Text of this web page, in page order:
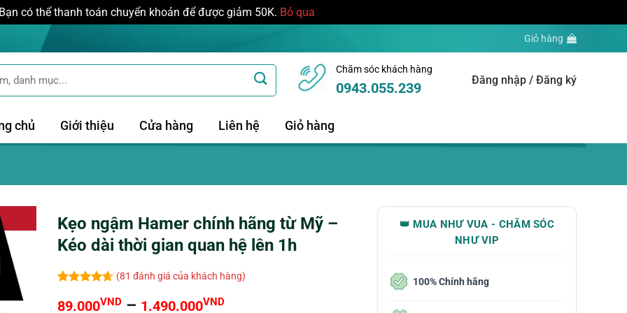
Bạn có thể thanh toán chuyển khoản để được giảm 50K. Bỏ qua
Giỏ hàng
Chăm sóc khách hàng
0943.055.239 Đăng nhập / Đăng ký
chủ Giới thiệu Cửa hàng Liên hệ Giỏ hàng
👑 MUA NHƯ VUA - CHĂM SÓC
NHƯ VIP
100% Chính hãng
Kẹo ngậm Hamer chính hãng từ Mỹ –
Kéo dài thời gian quan hệ lên 1h
5 dựa trên
(81 đánh giá của khách hàng)
89.000VND – 1.490.000VNDKhoảng